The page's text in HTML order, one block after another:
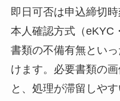
即日可否は申込締切
本人確認方式（eKYC
書類の不備有無とい
けます。必要書類の
と、処理が滞留しや